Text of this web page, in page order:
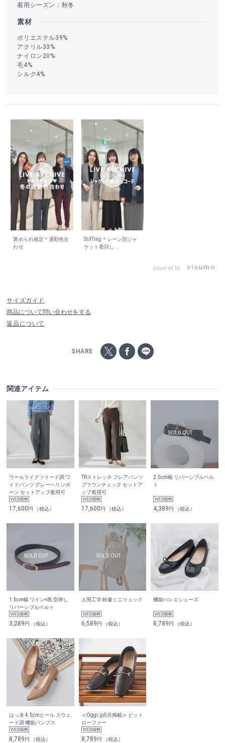
着用シーズン：秋冬
素材
ポリエステル39%
アクリル33%
ナイロン20%
毛4%
シルク4%
褒められ確定＊通勤色合
わせ
SUITing＊シーン別ジャ
ケット着回し...
powered by
サイズガイド
商品について問い合わせをする
返品について
SHARE
関連アイテム
ウールライクツイード調 ワ
イドパンツ グレーヘリンボ
ーン セットアップ着用可
17,600円 （税込）
TRストレッチ フレアパンツ
ブラウンチェック セットア
ップ着用可
17,600円 （税込）
2.5cm幅 リバーシブルベル
ト
4,389円 （税込）
1.5cm幅 ワイン×黒 型押し
リバーシブルベルト
3,289円 （税込）
人間工学 軽量ミニリュック
6,589円 （税込）
機能バレエシューズ
8,789円 （税込）
はっ水 4.5cmヒール スウェ
ード調 機能パンプス
8,789円 （税込）
≪Oggi.jp5月掲載≫ ビット
ローファー
8,789円 （税込）